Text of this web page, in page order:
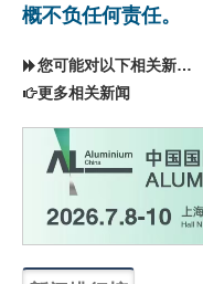
概不负任何责任。
您可能对以下相关新闻同样感兴趣
更多相关新闻